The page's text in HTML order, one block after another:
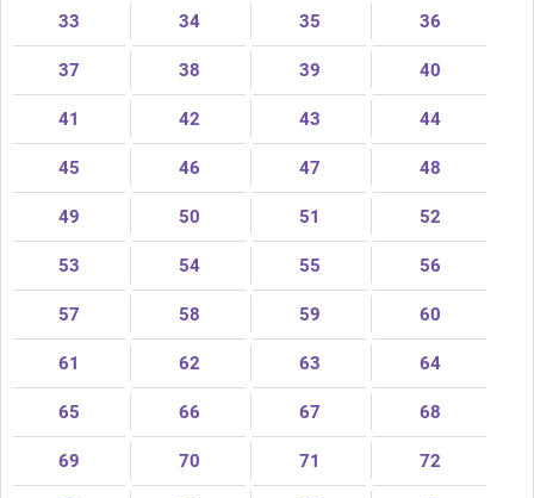
33 34 35 36
37 38 39 40
41 42 43 44
45 46 47 48
49 50 51 52
53 54 55 56
57 58 59 60
61 62 63 64
65 66 67 68
69 70 71 72